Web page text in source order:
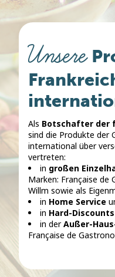
Unsere
Als Botschafter der
sind die Produkte der
international über
vertreten:
in großen
Marken: Française de
Willm sowie als
in Home Service
in Hard-Discounts
in derAußer-
Française de